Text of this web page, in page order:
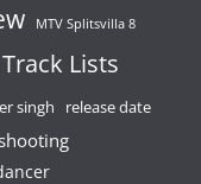
MTV Splitsvilla 8
Lists
singh release date